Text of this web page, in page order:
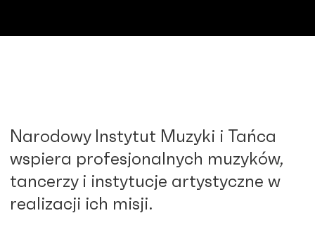
Narodowy Instytut Muzyki i Tańca
wspiera profesjonalnych muzyków,
tancerzy i instytucje artystyczne w
realizacji ich misji.